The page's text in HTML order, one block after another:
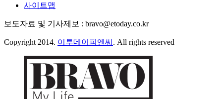
사이트맵
보도자료 및 기사제보 : bravo@etoday.co.kr
Copyright 2014. 이투데이피엔씨 . All rights reserved